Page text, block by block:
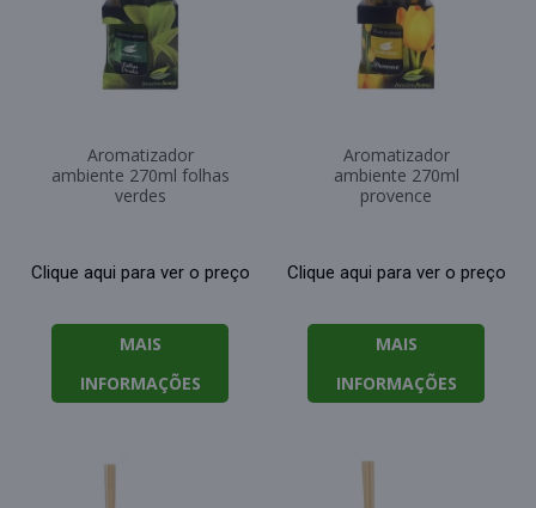
Aromatizador
ambiente 270ml folhas
verdes
Clique aqui para ver o preço
MAIS
INFORMAÇÕES
Aromatizador
ambiente 270ml
provence
Clique aqui para ver o preço
MAIS
INFORMAÇÕES